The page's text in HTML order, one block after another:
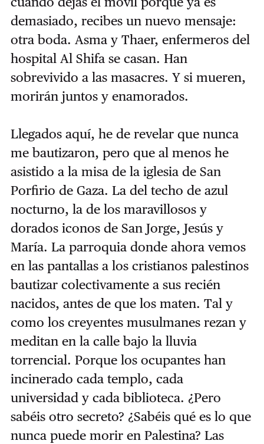
demasiado, recibes un nuevo mensaje:
otra boda. Asma y Thaer, enfermeros del
hospital Al Shifa se casan. Han
sobrevivido a las masacres. Y si mueren,
morirán juntos y enamorados.
Llegados aquí, he de revelar que nunca
me bautizaron, pero que al menos he
asistido a la misa de la iglesia de San
Porfirio de Gaza. La del techo de azul
nocturno, la de los maravillosos y
dorados iconos de San Jorge, Jesús y
María. La parroquia donde ahora vemos
en las pantallas a los cristianos palestinos
bautizar colectivamente a sus recién
nacidos, antes de que los maten. Tal y
como los creyentes musulmanes rezan y
meditan en la calle bajo la lluvia
torrencial. Porque los ocupantes han
incinerado cada templo, cada
universidad y cada biblioteca. ¿Pero
sabéis otro secreto? ¿Sabéis qué es lo que
nunca puede morir en Palestina? Las